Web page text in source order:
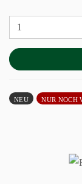
NEU NUR NOCH